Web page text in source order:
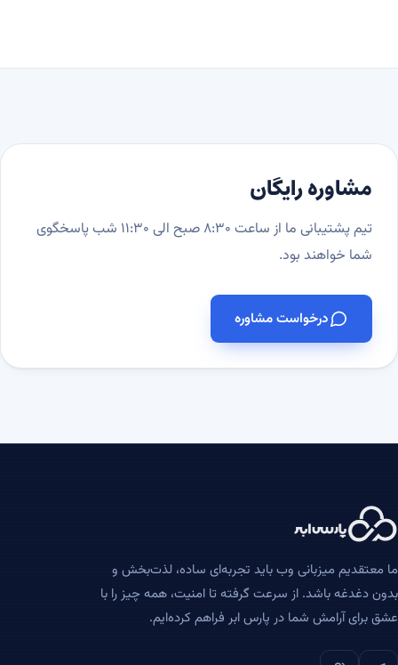
مشاوره رایگان
تیم پشتیبانی ما از ساعت ۸:۳۰ صبح الی ۱۱:۳۰ شب پاسخگوی
شما خواهند بود.
درخواست مشاوره
معتقدیم میزبانی وب باید تجربه‌ای ساده، لذت‌بخش و
دغدغه باشد. از سرعت گرفته تا امنیت، همه چیز را با
برای آرامش شما در پارس ابر فراهم کرده‌ایم.